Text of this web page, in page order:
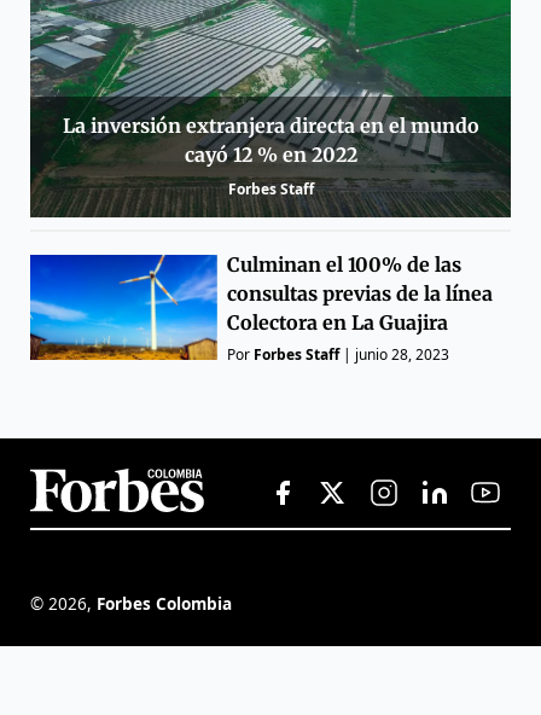
La inversión extranjera directa en el mundo
cayó 12 % en 2022
Forbes Staff
Culminan el 100% de las
consultas previas de la línea
Colectora en La Guajira
Por Forbes Staff| junio 28, 2023
© 2026, Forbes Colombia